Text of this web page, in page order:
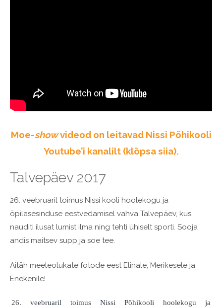
Moe-showvideod on leitavad Nissi Põhikooli
Youtube’i kanalilt (klõpsa siia).
Talvepäev 2017
26. veebruaril toimus Nissi kooli hoolekogu ja
õpilasesinduse eestvedamisel vahva Talvepäev, kus
nauditi ilusat lumist ilma ning tehti ühiselt sporti. Sooja
andis maitsev supp ja soe tee.
Aitäh meeleolukate fotode eest Elinale, Merikesele ja
Enekenile!
26. veebruaril toimus Nissi Põhikooli hoolekogu ja